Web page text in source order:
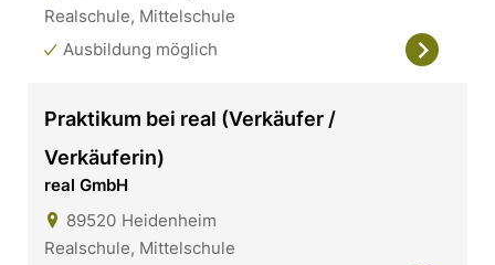
Realschule, Mittelschule
Ausbildung möglich
Praktikum bei real (Verkäufer /
Verkäuferin)
real GmbH
89520 Heidenheim
Realschule, Mittelschule